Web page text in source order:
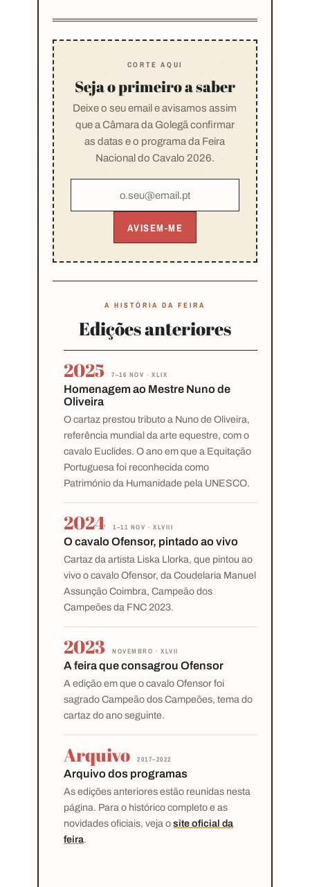
CORTE AQUI
Seja o primeiro a saber
Deixe o seu email e avisamos assim
que a Câmara da Golegã confirmar
as datas e o programa da Feira
Nacional do Cavalo 2026.
AVISEM-ME
A HISTÓRIA DA FEIRA
Edições anteriores
2025
7–16 NOV · XLIX
Homenagem ao Mestre Nuno de
Oliveira
O cartaz prestou tributo a Nuno de Oliveira,
referência mundial da arte equestre, com o
cavalo Euclides. O ano em que a Equitação
Portuguesa foi reconhecida como
Património da Humanidade pela UNESCO.
2024 1–11 NOV · XLVIII
O cavalo Ofensor, pintado ao vivo
Cartaz da artista Liska Llorka, que pintou ao
vivo o cavalo Ofensor, da Coudelaria Manuel
Assunção Coimbra, Campeão dos
Campeões da FNC 2023.
2023 NOVEMBRO · XLVII
A feira que consagrou Ofensor
A edição em que o cavaloOfensorfoi
sagrado Campeão dos Campeões, tema do
cartaz do ano seguinte.
Arquivo 2017–2022
Arquivo dos programas
As edições anteriores estão reunidas nesta
página. Para o histórico completo e as
novidades oficiais, veja osite oficial da
feira.